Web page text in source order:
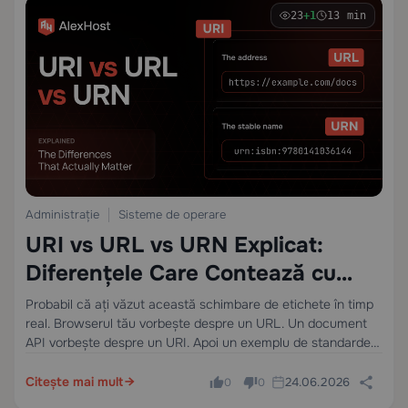
23+1 13 min
Administrație Sisteme de operare
URI vs URL vs URN Explicat:
Diferențele Care Contează cu
Adevărat
Probabil că ați văzut această schimbare de etichete în timp
real. Browserul tău vorbește despre un URL. Un document
API vorbește despre un URI. Apoi un exemplu de standarde
Citește mai mult
0 0 24.06.2026